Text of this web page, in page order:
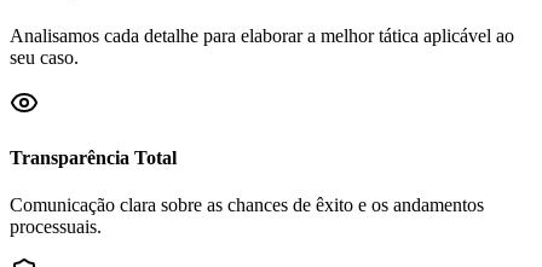
Analisamos cada detalhe para elaborar a melhor tática aplicável ao
seu caso.
Transparência Total
Comunicação clara sobre as chances de êxito e os andamentos
processuais.